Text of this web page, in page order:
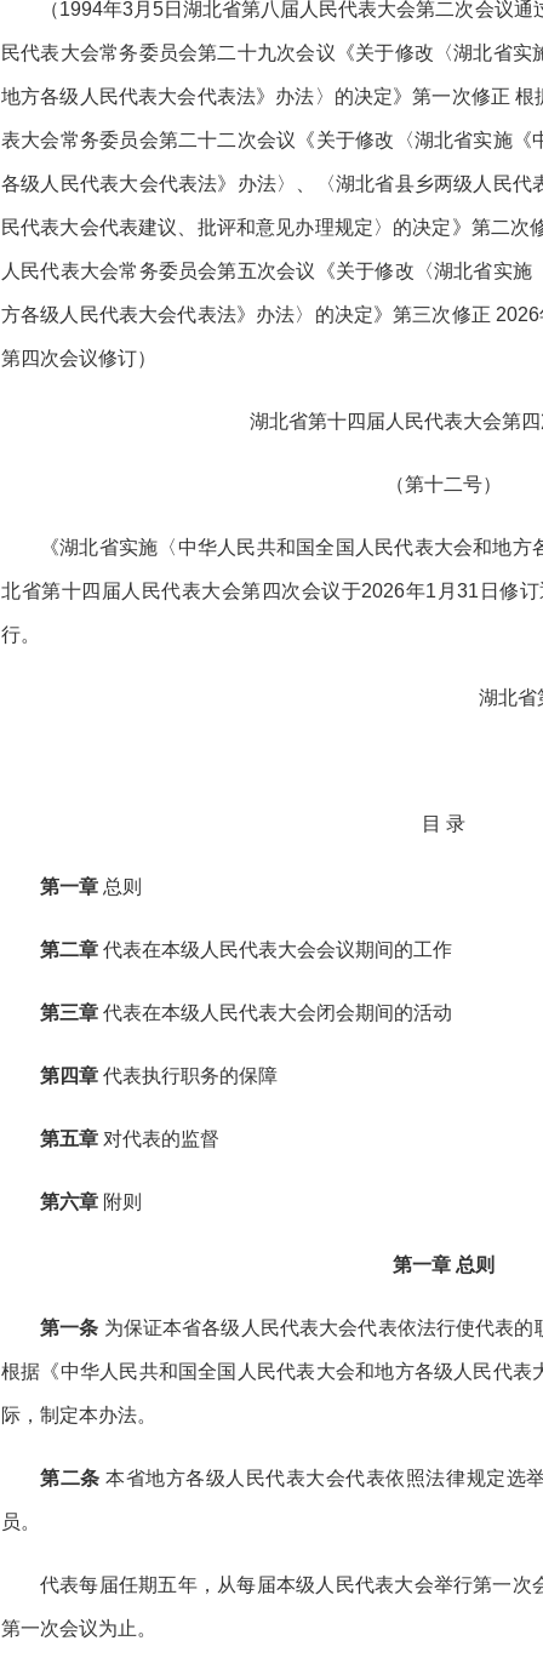
（1994年3月5日湖北省第八届人民代表大会第二次会议
民代表大会常务委员会第二十九次会议《关于修改〈湖北省
地方各级人民代表大会代表法》办法〉的决定》第一次修正
表大会常务委员会第二十二次会议《关于修改〈湖北省实施
各级人民代表大会代表法》办法〉、〈湖北省县乡两级人民
民代表大会代表建议、批评和意见办理规定〉的决定》第二次
人民代表大会常务委员会第五次会议《关于修改〈湖北省实
方各级人民代表大会代表法》办法〉的决定》第三次修正
第四次会议修订）
湖北省第十四届人民代表大会第
（第十二号）
《湖北省实施〈中华人民共和国全国人民代表大会和地
北省第十四届人民代表大会第四次会议于2026年1月31日修
行。
湖北省
目 录
第一章 总则
第二章 代表在本级人民代表大会会议期间的工作
第三章 代表在本级人民代表大会闭会期间的活动
第四章 代表执行职务的保障
第五章 对代表的监督
第六章 附则
第一章 总则
第一条 为保证本省各级人民代表大会代表依法行使代表
根据《中华人民共和国全国人民代表大会和地方各级人民代
际，制定本办法。
第二条 本省地方各级人民代表大会代表依照法律规定选
员。
代表每届任期五年，从每届本级人民代表大会举行第一
第一次会议为止。